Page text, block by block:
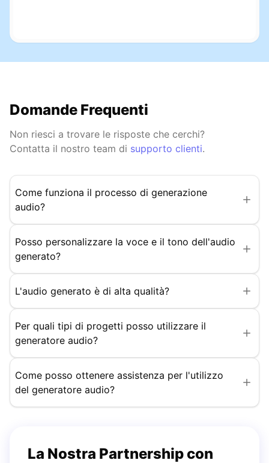
Domande Frequenti
Non riesci a trovare le risposte che cerchi?
Contatta il nostro team di supporto clienti.
Come funziona il processo di generazione
audio?
Posso personalizzare la voce e il tono dell'audio
generato?
L'audio generato è di alta qualità?
Per quali tipi di progetti posso utilizzare il
generatore audio?
Come posso ottenere assistenza per l'utilizzo
del generatore audio?
La Nostra Partnership con